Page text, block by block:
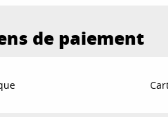
de paiement